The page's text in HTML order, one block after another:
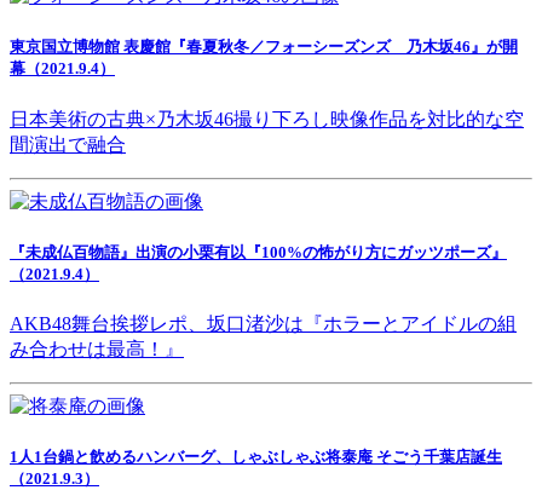
東京国立博物館 表慶館『春夏秋冬／フォーシーズンズ 乃木坂46』が開
幕（2021.9.4）
日本美術の古典×乃木坂46撮り下ろし映像作品を対比的な空
間演出で融合
『未成仏百物語』出演の小栗有以『100%の怖がり方にガッツポーズ』
（2021.9.4）
AKB48舞台挨拶レポ、坂口渚沙は『ホラーとアイドルの組
み合わせは最高！』
1人1台鍋と飲めるハンバーグ、しゃぶしゃぶ将泰庵 そごう千葉店誕生
（2021.9.3）